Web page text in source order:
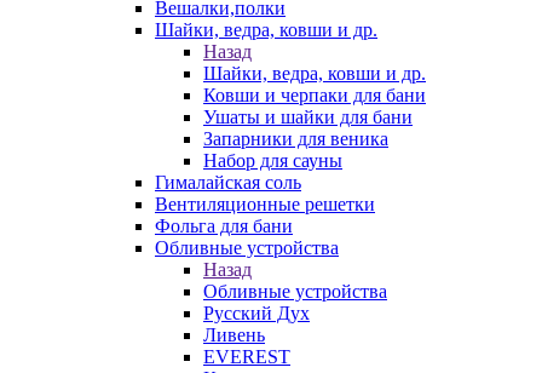
Вешалки,полки
Шайки, ведра, ковши и др.
Назад
Шайки, ведра, ковши и др.
Ковши и черпаки для бани
Ушаты и шайки для бани
Запарники для веника
Набор для сауны
Гималайская соль
Вентиляционные решетки
Фольга для бани
Обливные устройства
Назад
Обливные устройства
Русский Дух
Ливень
EVEREST